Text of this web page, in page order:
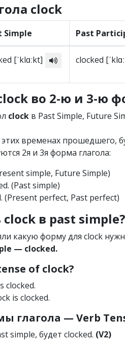
clock
Simple Past
[ˈklɑːkt] clocked
во 2-ю и 3-ю
clock в Past Simple, Future
временах прошедшего,
2я и 3я форма глагола:
simple, Future Simple)
(Past simple)
(Present perfect, Past perfect)
в past simple?
какую форму для clock
— clocked.
of clock?
clocked.
is clocked.
глагола — Verb
simple, будет clocked. (V2)